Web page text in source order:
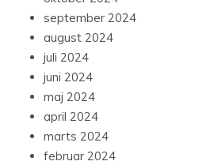
september 2024
august 2024
juli 2024
juni 2024
maj 2024
april 2024
marts 2024
februar 2024